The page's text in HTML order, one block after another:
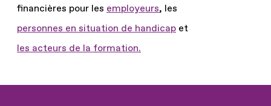
financières pour les employeurs, les
personnes en situation de handicap et
les acteurs de la formation.